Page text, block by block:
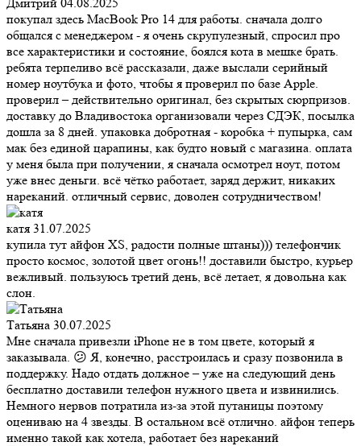
покупал здесь MacBook Pro 14 для работы. сначала долго
общался с менеджером - я очень скрупулезный, спросил про
все характеристики и состояние, боялся кота в мешке брать.
ребята терпеливо всё рассказали, даже выслали серийный
номер ноутбука и фото, чтобы я проверил по базе Apple.
проверил – действительно оригинал, без скрытых сюрпризов.
доставку до Владивостока организовали через СДЭК, посылка
дошла за 8 дней. упаковка добротная - коробка + пупырка, сам
мак без единой царапины, как будто новый с магазина. оплата
у меня была при получении, я сначала осмотрел ноут, потом
уже внес деньги. всё чётко работает, заряд держит, никаких
нареканий. отличный сервис, доволен сотрудничеством!
катя 31.07.2025
купила тут айфон XS, радости полные штаны))) телефончик
просто космос, золотой цвет огонь!! доставили быстро, курьер
вежливый. пользуюсь третий день, всё летает, я довольна как
слон.
Татьяна 30.07.2025
Мне сначала привезли iPhone не в том цвете, который я
заказывала. 😕 Я, конечно, расстроилась и сразу позвонила в
поддержку. Надо отдать должное – уже на следующий день
бесплатно доставили телефон нужного цвета и извинились.
Немного нервов потратила из-за этой путаницы поэтому
оцениваю на 4 звезды. В остальном всё отлично. айфон теперь
именно такой как хотела, работает без нареканий